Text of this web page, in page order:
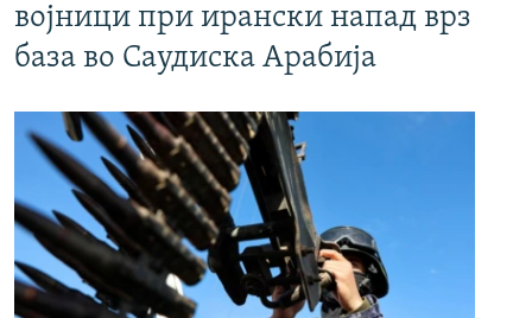
војници при ирански напад врз
база во Саудиска Арабија